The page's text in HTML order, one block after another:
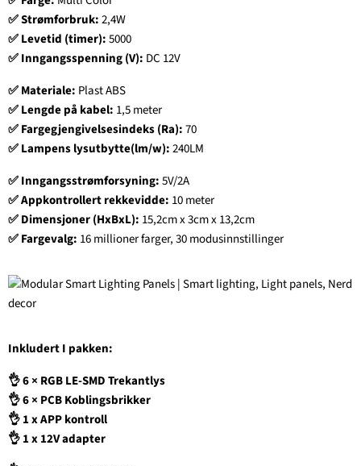
✅Strømforbruk:2,4W
✅Levetid (timer):5000
✅Inngangsspenning (V): DC 12V
✅Materiale: Plast ABS
✅Lengde på kabel: 1,5 meter
✅Fargegjengivelsesindeks (Ra):70
✅Lampens lysutbytte(lm/w):240LM
✅Inngangsstrømforsyning:5V/2A
✅Appkontrollert rekkevidde: 10 meter
✅Dimensjoner (HxBxL): 15,2cm x 3cm x 13,2cm
✅Fargevalg: 16 millioner farger, 30 modusinnstillinger
Inkludert I pakken:
👌6 × RGB LE-SMD Trekantlys
👌6 × PCB Koblingsbrikker
👌1 x APP kontroll
👌1 x 12V adapter